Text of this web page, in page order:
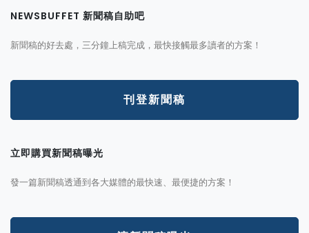
NEWSBUFFET 新聞稿自助吧
新聞稿的好去處，三分鐘上稿完成，最快接觸最多讀者的方案！
刊登新聞稿
立即購買新聞稿曝光
發一篇新聞稿透通到各大媒體的最快速、最便捷的方案！